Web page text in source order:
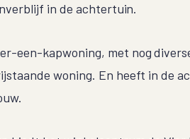
in de achtertuin.
een-kapwoning, met nog
woning. En heeft in de